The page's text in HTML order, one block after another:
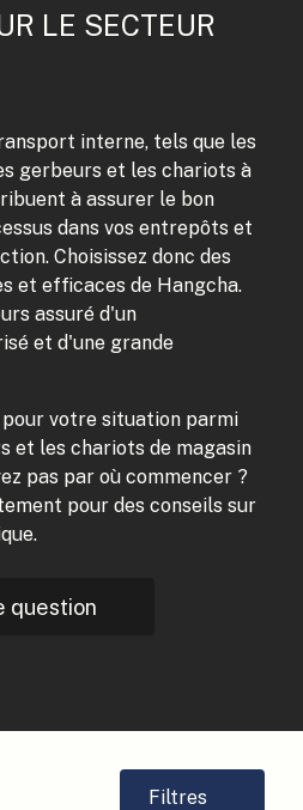
LE SECTEUR
interne, tels que les
gerbeurs et les chariots à
à assurer le bon
dans vos entrepôts et
Choisissez donc des
et efficaces de Hangcha.
assuré d'un
et d'une grande
votre situation parmi
et les chariots de magasin
pas par où commencer ?
pour des conseils sur
question
Filtres